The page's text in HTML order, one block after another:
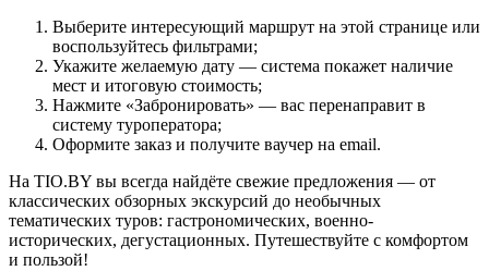
Выберите интересующий маршрут на этой странице или
воспользуйтесь фильтрами;
Укажите желаемую дату — система покажет наличие
мест и итоговую стоимость;
Нажмите «Забронировать» — вас перенаправит в
систему туроператора;
Оформите заказ и получите ваучер на email.
На TIO.BY вы всегда найдёте свежие предложения — от
классических обзорных экскурсий до необычных
тематических туров: гастрономических, военно-
исторических, дегустационных. Путешествуйте с комфортом
и пользой!